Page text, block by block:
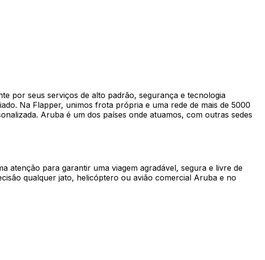
por seus serviços de alto padrão, segurança e tecnologia
Na Flapper, unimos frota própria e uma rede de mais de 5000
Aruba é um dos países onde atuamos, com outras sedes
atenção para garantir uma viagem agradável, segura e livre de
qualquer jato, helicóptero ou avião comercial Aruba e no